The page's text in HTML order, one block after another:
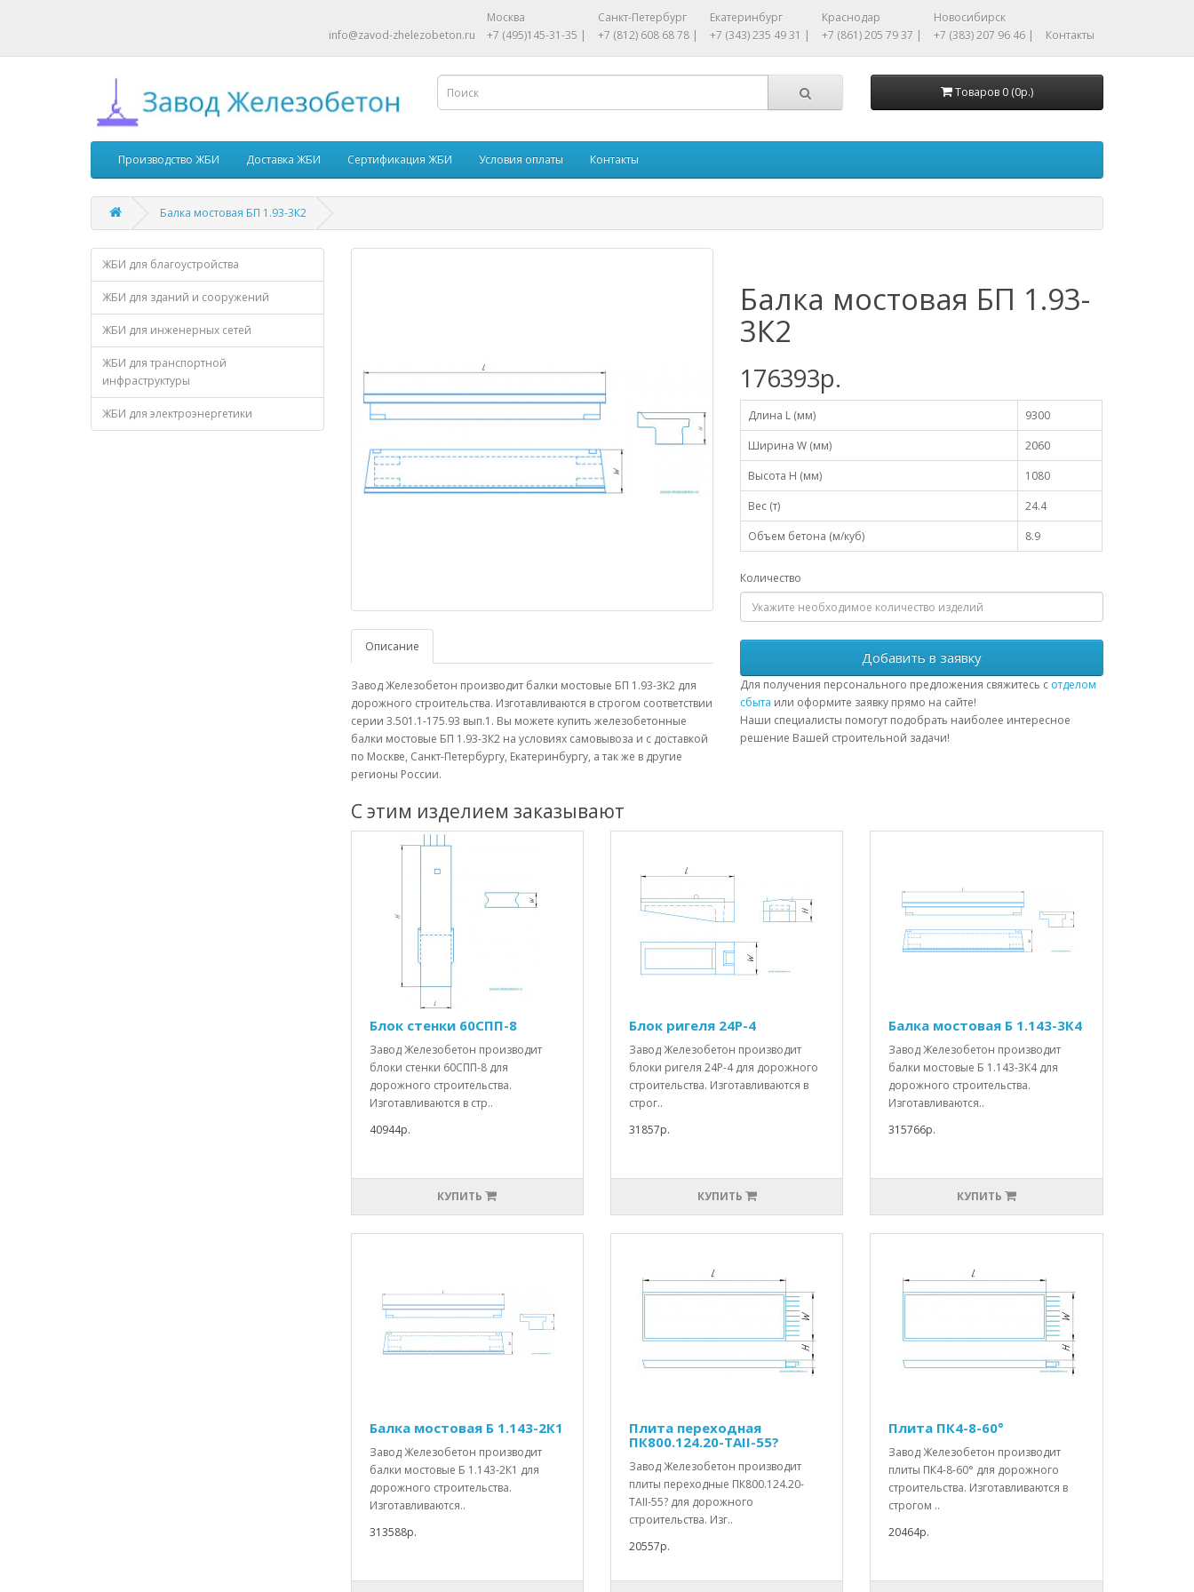
info@zavod-zhelezobeton.ru
Москва
+7 (495)145-31-35 |
Санкт-Петербург
+7 (812) 608 68 78 |
Екатеринбург
+7 (343) 235 49 31 |
Краснодар
+7 (861) 205 79 37 |
Новосибирск
+7 (383) 207 96 46 |
Контакты
Товаров 0 (0р.)
Производство ЖБИ Доставка ЖБИ Сертификация ЖБИ Условия оплаты Контакты
Балка мостовая БП 1.93-3К2
ЖБИ для благоустройства
ЖБИ для зданий и сооружений
ЖБИ для инженерных сетей
ЖБИ для транспортной
инфраструктуры
ЖБИ для электроэнергетики
Описание
Завод Железобетон производит балки мостовые БП 1.93-3К2 для
дорожного строительства. Изготавливаются в строгом соответствии
серии 3.501.1-175.93 вып.1. Вы можете купить железобетонные
балки мостовые БП 1.93-3К2 на условиях самовывоза и с доставкой
по Москве, Санкт-Петербургу, Екатеринбургу, а так же в другие
регионы России.
Балка мостовая БП 1.93-
3К2
176393р.
Длина L (мм)
9300
Ширина W (мм)
2060
Высота H (мм)
1080
Вес (т)
24.4
Объем бетона (м/куб)
8.9
Количество
Добавить в заявку
Для получения персонального предложения свяжитесь с отделом
сбыта или оформите заявку прямо на сайте!
Наши специалисты помогут подобрать наиболее интересное
решение Вашей строительной задачи!
С этим изделием заказывают
Блок стенки 60СПП-8
Завод Железобетон производит
блоки стенки 60СПП-8 для
дорожного строительства.
Изготавливаются в стр..
40944р.
КУПИТЬ
Блок ригеля 24Р-4
Завод Железобетон производит
блоки ригеля 24Р-4 для дорожного
строительства. Изготавливаются в
строг..
31857р.
КУПИТЬ
Балка мостовая Б 1.143-3К4
Завод Железобетон производит
балки мостовые Б 1.143-3К4 для
дорожного строительства.
Изготавливаются..
315766р.
КУПИТЬ
Балка мостовая Б 1.143-2К1
Завод Железобетон производит
балки мостовые Б 1.143-2К1 для
дорожного строительства.
Изготавливаются..
313588р.
Плита переходная
ПК800.124.20-ТАII-55?
Завод Железобетон производит
плиты переходные ПК800.124.20-
ТАII-55? для дорожного
строительства. Изг..
20557р.
Плита ПК4-8-60°
Завод Железобетон производит
плиты ПК4-8-60° для дорожного
строительства. Изготавливаются в
строгом ..
20464р.